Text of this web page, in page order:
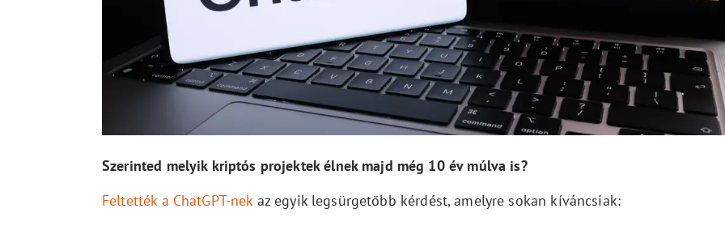
Szerinted melyik kriptós projektek élnek majd még 10 év múlva is?
Feltették a ChatGPT-nek az egyik legsürgetőbb kérdést, amelyre sokan kíváncsiak: